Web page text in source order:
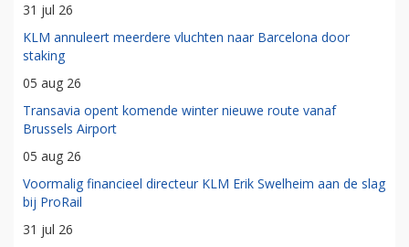
31 jul 26
KLM annuleert meerdere vluchten naar Barcelona door
staking
05 aug 26
Transavia opent komende winter nieuwe route vanaf
Brussels Airport
05 aug 26
Voormalig financieel directeur KLM Erik Swelheim aan de slag
bij ProRail
31 jul 26